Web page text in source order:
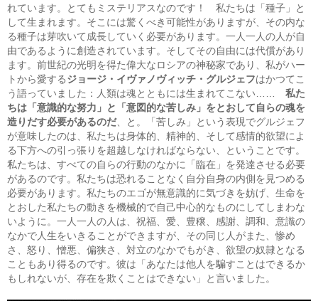
れています。とてもミステリアスなのです！ 私たちは「種子」と
して生まれます。そこには驚くべき可能性がありますが、その内な
る種子は芽吹いて成長していく必要があります。一人一人の人が自
由であるように創造されています。そしてその自由には代償があり
ます。前世紀の光明を得た偉大なロシアの神秘家であり、私がハー
トから愛するジョージ・イヴァノヴィッチ・グルジェフはかつてこ
う語っていました：人類は魂とともには生まれてこない…… 私た
ちは「意識的な努力」と「意図的な苦しみ」をとおして自らの魂を
造りだす必要があるのだ、と。「苦しみ」という表現でグルジェフ
が意味したのは、私たちは身体的、精神的、そして感情的欲望によ
る下方への引っ張りを超越しなければならない、ということです。
私たちは、すべての自らの行動のなかに「臨在」を発達させる必要
があるのです。私たちは恐れることなく自分自身の内側を見つめる
必要があります。私たちのエゴが無意識的に気づきを妨げ、生命を
とおした私たちの動きを機械的で自己中心的なものにしてしまわな
いように。一人一人の人は、祝福、愛、豊穣、感謝、調和、意識の
なかで人生をいきることができますが、その同じ人がまた、惨め
さ、怒り、憎悪、偏狭さ、対立のなかでもがき、欲望の奴隷となる
こともあり得るのです。彼は「あなたは他人を騙すことはできるか
もしれないが、存在を欺くことはできない」と言いました。